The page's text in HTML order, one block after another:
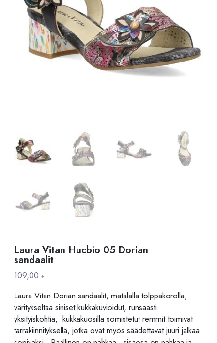
Laura Vitan Hucbio 05 Dorian
sandaalit
109,00€
Laura Vitan Dorian sandaalit, matalalla tolppakorolla,
väritykseltää siniset kukkakuvioidut, runsaasti
yksityiskohtia, kukkakuosilla somistetut remmit toimivat
tarrakiinnityksellä, jotka ovat myös säädettävät juuri jalkaa